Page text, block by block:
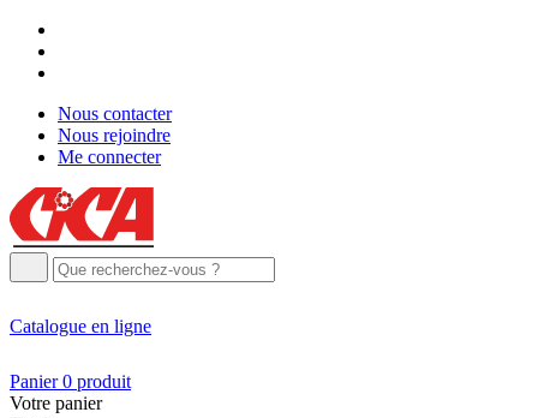
Nous contacter
Nous rejoindre
Me connecter
Catalogue en ligne
Panier 0 produit
Votre panier